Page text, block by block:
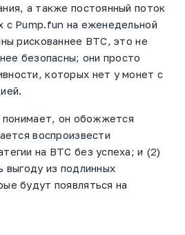
а также постоянный поток
с Pump.fun на еженедельной
рискованнее BTC, это не
безопасны; они просто
которых нет у монет с
понимает, он обожжется
воспроизвести
на BTC без успеха; и (2)
выгоду из подлинных
будут появляться на